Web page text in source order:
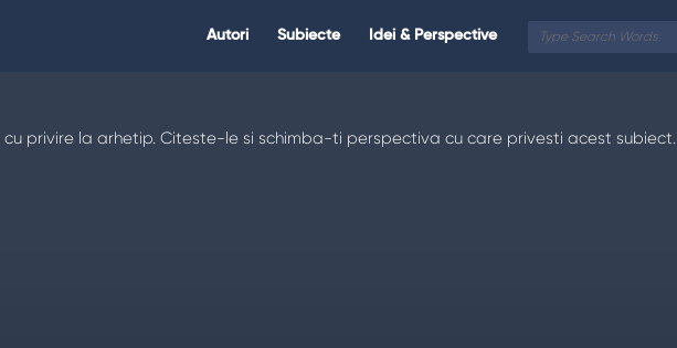
Citate.ro
Autori Subiecte Idei & Perspective
privire la arhetip. Citeste-le si schimba-ti perspectiva cu care privesti acest subiect.